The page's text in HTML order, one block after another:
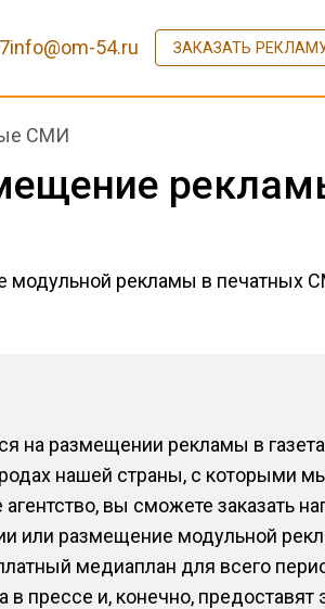
info@om-54.ru ЗАКАЗАТЬ
СМИ
модульной рекламы в печатных
на размещении рекламы в
нашей страны, с которыми
вы сможете заказать
или размещение модульной
медиаплан для всего
прессе и, конечно,